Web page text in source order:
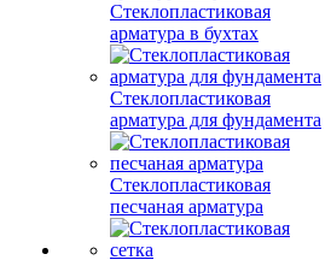
Стеклопластиковая
арматура в бухтах
Стеклопластиковая
арматура для фундамента
Стеклопластиковая
песчаная арматура